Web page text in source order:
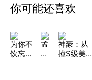
你可能还喜欢
为你不
饮忘情
孟
鸽
神豪：从
撞S级美女